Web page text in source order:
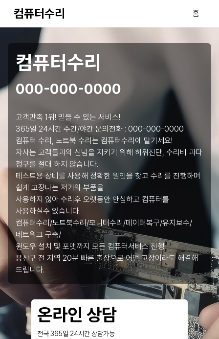
컴퓨터수리 홈
컴퓨터수리
000-000-0000
고객만족 1위! 믿을 수 있는 서비스!
365일 24시간 주간/야간 문의전화 : 000-000-0000
컴퓨터 수리, 노트북 수리는 컴퓨터수리에 맡기세요!
자사는 고객들과의 신념을 지키기 위해 허위진단, 수리비 과다
청구를 절대 하지 않습니다.
테스트용 장비를 사용해 정확한 원인을 찾고 수리를 진행하며
쉽게 고장나는 저가의 부품을
사용하지 않아 수리후 오랫동안 안심하고 컴퓨터를
사용하실수 있습니다.
컴퓨터수리/노트북수리/모니터수리/데이터복구/유지보수/
네트워크 구축/
윈도우 설치 및 포맷까지 모든 컴퓨터서비스 진행.
용산구 전 지역 20분 빠른 출장으로 어떤 고장이라도 해결해
드립니다.
온라인 상담
전국 365일 24시간 상담가능